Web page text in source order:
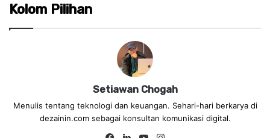
Kolom Pilihan
Setiawan Chogah
Menulis tentang teknologi dan keuangan. Sehari-hari berkarya di
dezainin.com sebagai konsultan komunikasi digital.